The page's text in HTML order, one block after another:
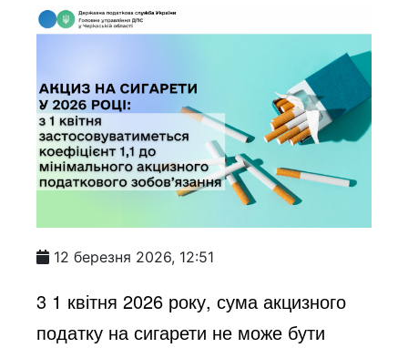
12 березня 2026, 12:51
3 1 квітня 2026 року, сума акцизного
податку на сигарети не може бути